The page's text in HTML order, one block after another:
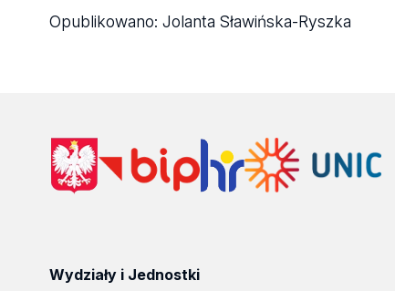
Opublikowano: Jolanta Sławińska-Ryszka
Wydziały i Jednostki